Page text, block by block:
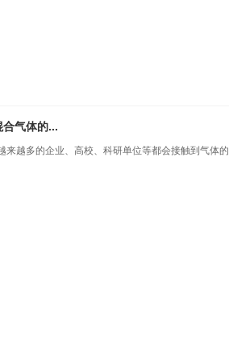
气体的...
来越多的企业、高校、科研单位等都会接触到气体